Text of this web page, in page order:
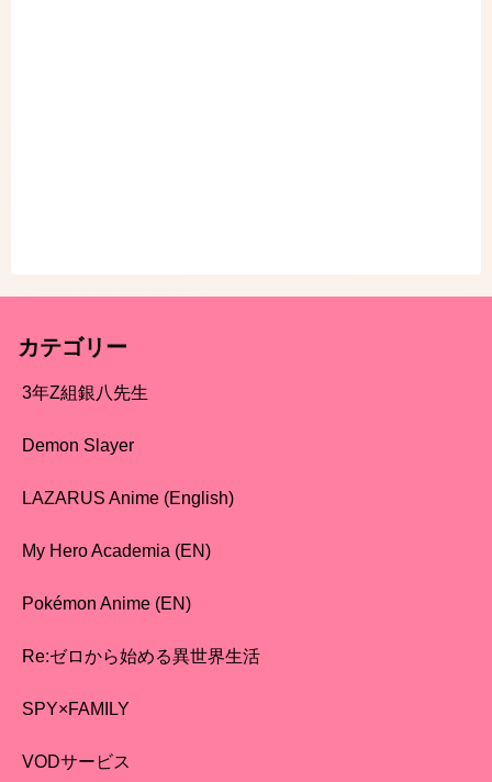
カテゴリー
3年Z組銀八先生
Demon Slayer
LAZARUS Anime (English)
My Hero Academia (EN)
Pokémon Anime (EN)
Re:ゼロから始める異世界生活
SPY×FAMILY
VODサービス